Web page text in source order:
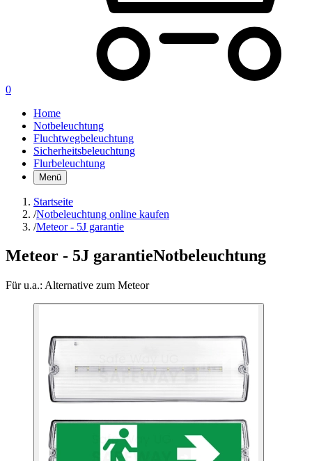
0
Home
Notbeleuchtung
Fluchtwegbeleuchtung
Sicherheitsbeleuchtung
Flurbeleuchtung
Menü
Startseite
/Notbeleuchtung online kaufen
/Meteor - 5J garantie
Meteor - 5J garantieNotbeleuchtung
Für u.a.: Alternative zum Meteor